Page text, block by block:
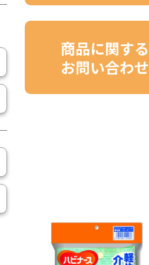
商品に関する
お問い合わせ